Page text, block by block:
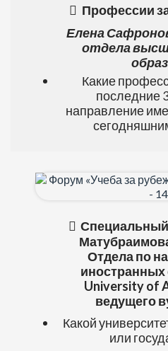
Профессии
Елена
отдела
Какие
последние
направление
Специальный
Отдела по
иностранных
University of
ведущего
Какой
или